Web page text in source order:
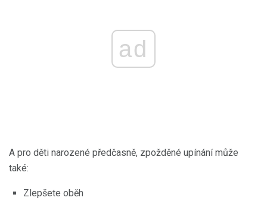
ad
A pro děti narozené předčasně, zpožděné upínání může
také:
Zlepšete oběh